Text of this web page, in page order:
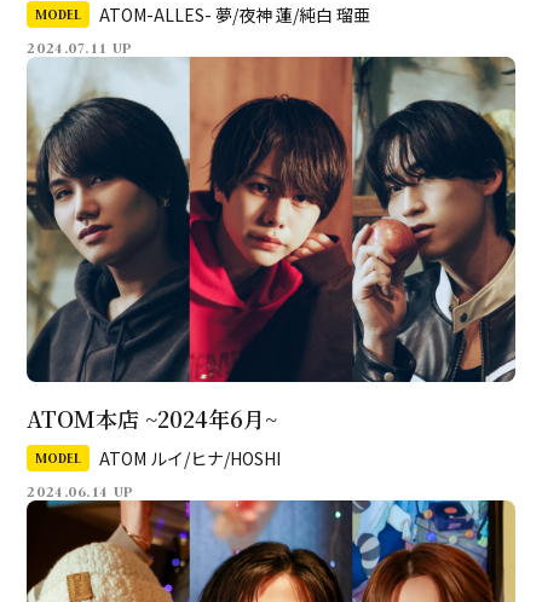
MODEL ATOM-ALLES- 夢/夜神 蓮/純白 瑠亜
2024.07.11 UP
ATOM本店 ~2024年6月~
MODEL ATOM ルイ/ヒナ/HOSHI
2024.06.14 UP